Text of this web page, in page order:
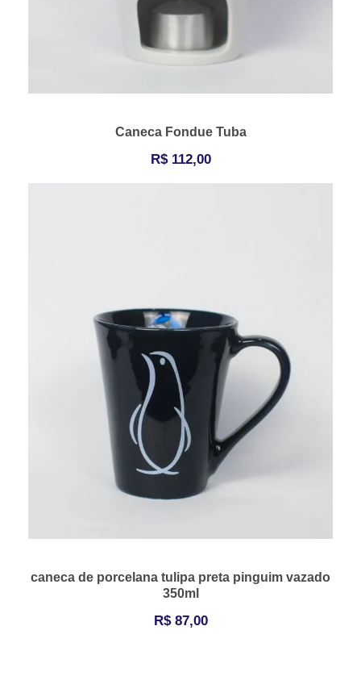
Caneca Fondue Tuba
R$112,00
caneca de porcelana tulipa preta pinguim vazado
350ml
R$87,00